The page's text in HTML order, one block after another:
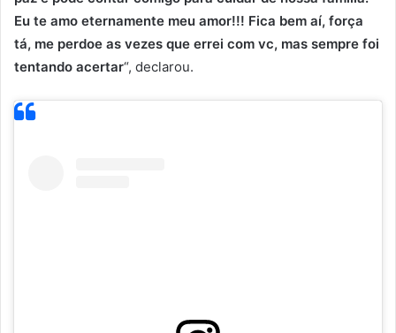
Eu te amo eternamente meu amor!!! Fica bem aí, força
tá, me perdoe as vezes que errei com vc, mas sempre foi
tentando acertar“, declarou.